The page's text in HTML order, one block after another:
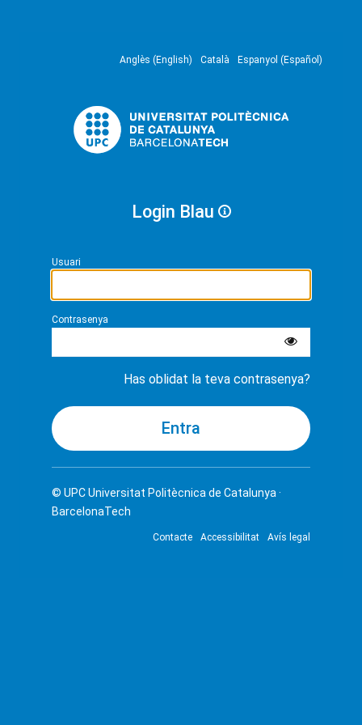
Anglès (English) Català Espanyol (Español)
Login Blau
Usuari
Contrasenya
Has oblidat la teva contrasenya?
© UPCUniversitat Politècnica de Catalunya ·
BarcelonaTech
Contacte Accessibilitat Avís legal